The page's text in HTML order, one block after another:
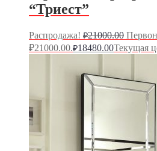
“Триест”
Распродажа! ₽21000.00
₽21000.00.₽18480.00Текущая